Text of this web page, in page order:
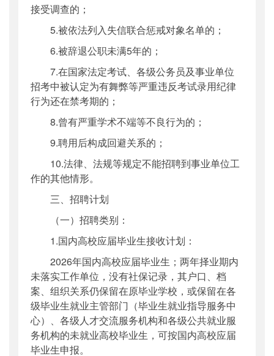
接受调查的；
5.被依法列入失信联合惩戒对象名单的；
6.被辞退公职未满5年的；
7.在国家法定考试、各级公务员及事业单位
招考中被认定为有舞弊等严重违反考试录用纪律
行为还在禁考期的；
8.曾有严重学术不端等不良行为的；
9.聘用后构成回避关系的；
10.法律、法规等规定不能招聘到事业单位工
作的其他情形。
三、招聘计划
（一）招聘类别：
1.国内高校应届毕业生接收计划：
2026年国内高校应届毕业生；两年择业期内
未落实工作单位，没有社保记录，其户口、档
案、组织关系仍保留在原毕业学校，或保留在各
级毕业生就业主管部门（毕业生就业指导服务中
心）、各级人才交流服务机构和各级公共就业服
务机构的未就业高校毕业生，可按国内高校应届
毕业生申报。